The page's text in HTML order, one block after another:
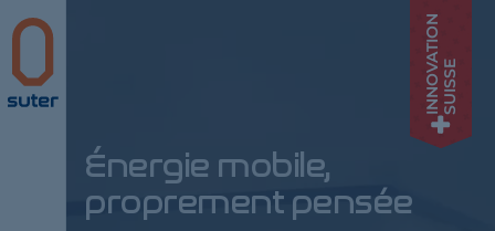
Suter INNOVATIONSUISSE
Énergie mobile,
proprement pensée